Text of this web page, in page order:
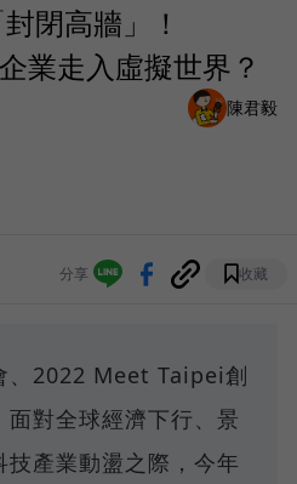
閉高牆」！
業走入虛擬世界？
陳君毅
分享 收藏
、2022 Meet Taipei創
對全球經濟下行、景
產業動盪之際，今年